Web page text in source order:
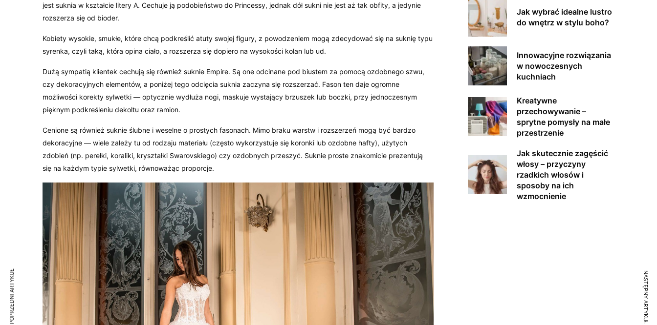
jest suknia w kształcie litery A. Cechuje ją podobieństwo do Princessy, jednak dół sukni nie jest aż tak obfity, a jedynie
rozszerza się od bioder.
Kobiety wysokie, smukłe, które chcą podkreślić atuty swojej figury, z powodzeniem mogą zdecydować się na suknię typu
syrenka, czyli taką, która opina ciało, a rozszerza się dopiero na wysokości kolan lub ud.
Dużą sympatią klientek cechują się również suknie Empire. Są one odcinane pod biustem za pomocą ozdobnego szwu,
czy dekoracyjnych elementów, a poniżej tego odcięcia suknia zaczyna się rozszerzać. Fason ten daje ogromne
możliwości korekty sylwetki — optycznie wydłuża nogi, maskuje wystający brzuszek lub boczki, przy jednoczesnym
pięknym podkreśleniu dekoltu oraz ramion.
Cenione są również suknie ślubne i weselne o prostych fasonach. Mimo braku warstw i rozszerzeń mogą być bardzo
dekoracyjne — wiele zależy tu od rodzaju materiału (często wykorzystuje się koronki lub ozdobne hafty), użytych
zdobień (np. perełki, koraliki, kryształki Swarovskiego) czy ozdobnych przeszyć. Suknie proste znakomicie prezentują
się na każdym typie sylwetki, równoważąc proporcje.
Jak wybrać idealne lustro
do wnętrz w stylu boho?
Innowacyjne rozwiązania
w nowoczesnych
kuchniach
Kreatywne
przechowywanie –
sprytne pomysły na małe
przestrzenie
Jak skutecznie zagęścić
włosy – przyczyny
rzadkich włosów i
sposoby na ich
wzmocnienie
POPRZEDNI ARTYKUŁ NASTĘPNY ARTYKUŁ